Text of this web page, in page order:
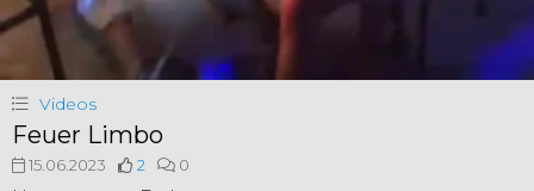
Videos
Feuer Limbo
15.06.2023 2 0